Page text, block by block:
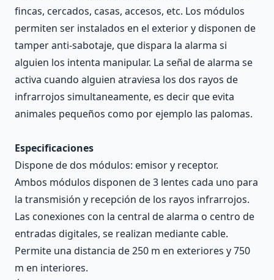
fincas, cercados, casas, accesos, etc. Los módulos
permiten ser instalados en el exterior y disponen de
tamper anti-sabotaje, que dispara la alarma si
alguien los intenta manipular. La señal de alarma se
activa cuando alguien atraviesa los dos rayos de
infrarrojos simultaneamente, es decir que evita
animales pequeños como por ejemplo las palomas.
Especificaciones
Dispone de dos módulos: emisor y receptor.
Ambos módulos disponen de 3 lentes cada uno para
la transmisión y recepción de los rayos infrarrojos.
Las conexiones con la central de alarma o centro de
entradas digitales, se realizan mediante cable.
Permite una distancia de 250 m en exteriores y 750
m en interiores.